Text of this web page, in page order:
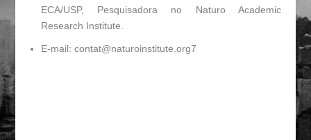
ECA/USP, Pesquisadora no Naturo Academic
Research Institute.
E-mail: contat@naturoinstitute.org7